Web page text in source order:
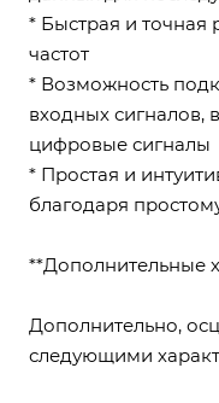
* Быстрая и
частот
* Возможность
входных сигналов,
цифровые сигналы
* Простая и
благодаря
**Дополнительные
Дополнительно,
следующими